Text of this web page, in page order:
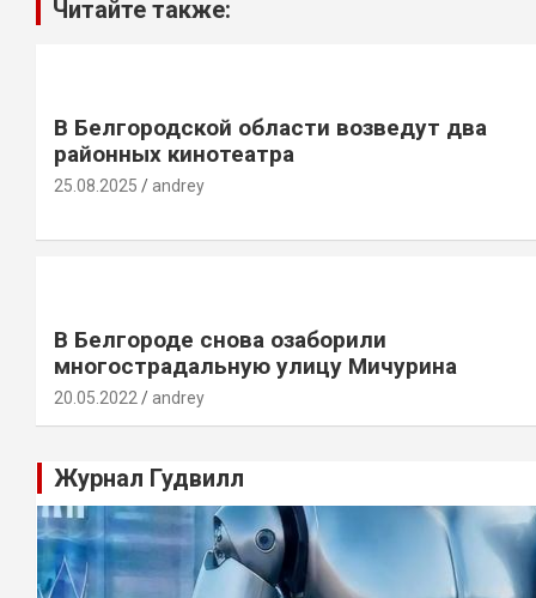
Читайте также:
В Белгородской области возведут два
районных кинотеатра
25.08.2025 andrey
В Белгороде снова озаборили
многострадальную улицу Мичурина
20.05.2022 andrey
Журнал Гудвилл